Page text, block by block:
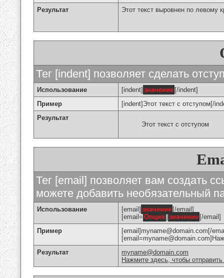
Результат
Этот текст выровнен по левому
Тег [indent] позволяет сделать
Использование [indent] значение [/indent]
Пример
[indent]Этот текст с отступом[/
Результат
Этот текст с отступом
Тег [email] позволяет вам создать
можете добавить необязательный
Использование [email] значение [/email]
[email= Опция ] значение [/email]
Пример
[email]myname@domain.com[/
Результат
myname@domain.com
Нажмите здесь, чтобы